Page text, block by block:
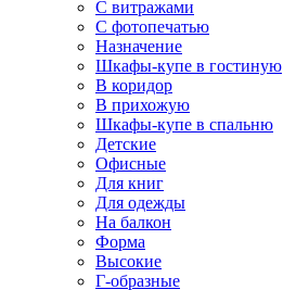
С витражами
С фотопечатью
Назначение
Шкафы-купе в гостиную
В коридор
В прихожую
Шкафы-купе в спальню
Детские
Офисные
Для книг
Для одежды
На балкон
Форма
Высокие
Г-образные